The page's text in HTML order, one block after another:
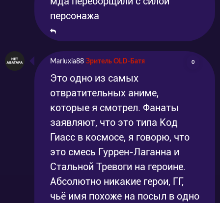
лучшее мирное будущее для обоих рас, она
вовсе не ожидает, что на нее уже готовится
большое пламя новой войны.
персонажа
Marluxia88 Зритель OLD-Батя 0
Это одно из самых
отвратительных аниме,
которые я смотрел. Фанаты
заявляют, что это типа Код
Гиасс в космосе, я говорю, что
это смесь Гуррен-Лаганна и
Стальной Тревоги на героине.
Абсолютно никакие герои, ГГ,
чьё имя похоже на посыл в одно